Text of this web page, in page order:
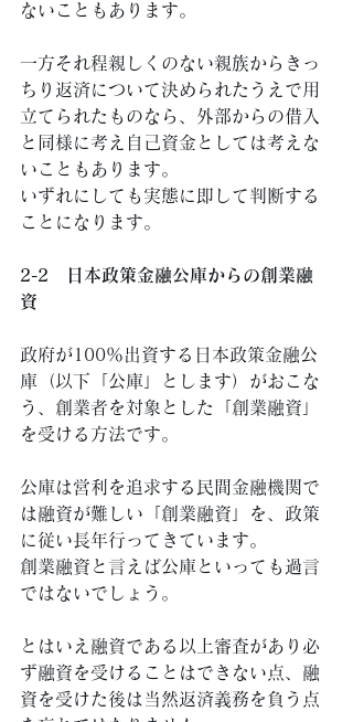
ないこともあります。
一方それ程親しくのない親族からきっ
ちり返済について決められたうえで用
立てられたものなら、外部からの借入
と同様に考え自己資金としては考えな
いこともあります。
いずれにしても実態に即して判断する
ことになります。
2-2　日本政策金融公庫からの創業融
資
政府が100％出資する日本政策金融公
庫（以下「公庫」とします）がおこな
う、創業者を対象とした「創業融資」
を受ける方法です。
公庫は営利を追求する民間金融機関で
は融資が難しい「創業融資」を、政策
に従い長年行ってきています。
創業融資と言えば公庫といっても過言
ではないでしょう。
とはいえ融資である以上審査があり必
ず融資を受けることはできない点、融
資を受けた後は当然返済義務を負う点